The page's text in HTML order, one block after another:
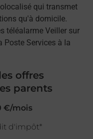
qui transmet
qu'à domicile.
téléalarme Veiller sur
Poste Services à la
offres
parents
€/mois
d'impôt*